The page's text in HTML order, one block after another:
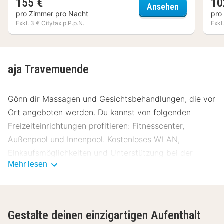
155 €
pro Zimmer pro Nacht
Exkl. 3 € Citytax p.P.p.N.
Ansehen SlowDown
pro
aja Travemuende
Gönn dir Massagen und Gesichtsbehandlungen, die vor
Ort angeboten werden. Du kannst von folgenden
Freizeiteinrichtungen profitieren: Fitnesscenter,
Außenpool und Innenpool. Kostenloses WLAN,
Einkaufsmöglichkeiten und Unterstützung bei der
Tourenplanung/beim Ticketerwerb stehen ebenfalls zur
Speisen im Piazza. Lass den Tag bei einem Drink an
Mehr lesen
Gestalte deinen einzigartigen Aufenthalt